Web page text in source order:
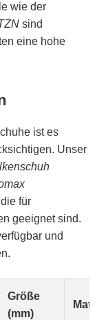
wie der
sind
eine hohe
ist es
Unser
für
geeignet sind.
und
Größe
(mm)